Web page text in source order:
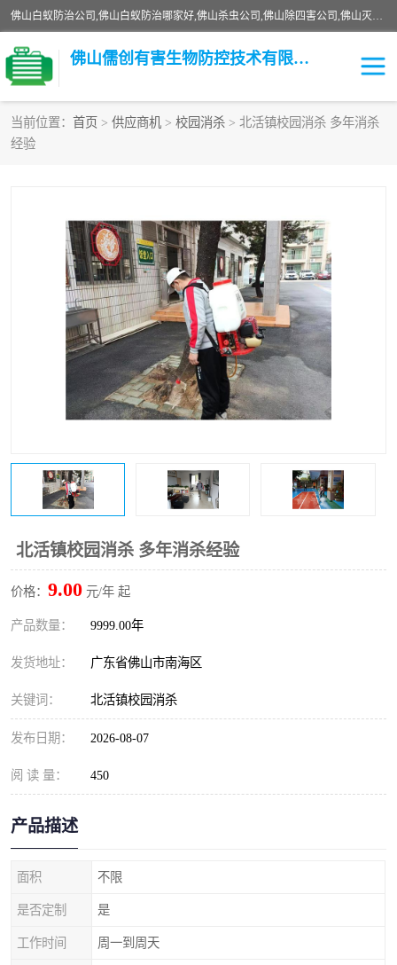
佛山白蚁防治公司,佛山白蚁防治哪家好,佛山杀虫公司,佛山除四害公司,佛山灭白蚁公司,佛山白蚁防治佛山儒创有害生物防治有限公司是一家佛山杀虫公司、佛山除四害公司、佛山灭白蚁公司、佛山白蚁防治公司，让您远离虫害困扰。要问佛山白蚁防治哪家好？佛山儒创有害生物防治有限公司全佛山、广州，正规公司，上门勘查，可靠，售后有保障。
佛山儒创有害生物防控技术有限公司
当前位置： 首页 > 供应商机 > 校园消杀 > 北活镇校园消杀 多年消杀
经验
北活镇校园消杀 多年消杀经验
价格： 9.00 元/年 起
产品数量： 9999.00年
发货地址： 广东省佛山市南海区
关键词： 北活镇校园消杀
发布日期： 2026-08-07
阅 读 量： 450
产品描述
面积 不限
是否定制 是
工作时间 周一到周天
白蚁消杀
除四害 食堂消杀
校园消杀 园区消杀
害虫防治